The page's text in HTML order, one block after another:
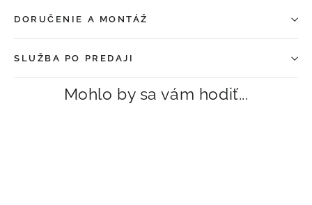
DORUČENIE A MONTÁŽ
SLUŽBA PO PREDAJI
Mohlo by sa vám hodiť...